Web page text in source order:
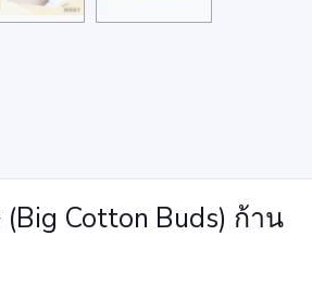
Cotton Buds) ก้าน